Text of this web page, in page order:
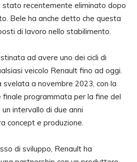
stato recentemente eliminato dopo
Bele ha anche detto che questa
di lavoro nello stabilimento.
ad avere uno dei cicli di
veicolo Renault fino ad oggi.
a novembre 2023, con la
finale programmata per la fine del
intervallo di due anni
concept e produzione.
di sviluppo, Renault ha